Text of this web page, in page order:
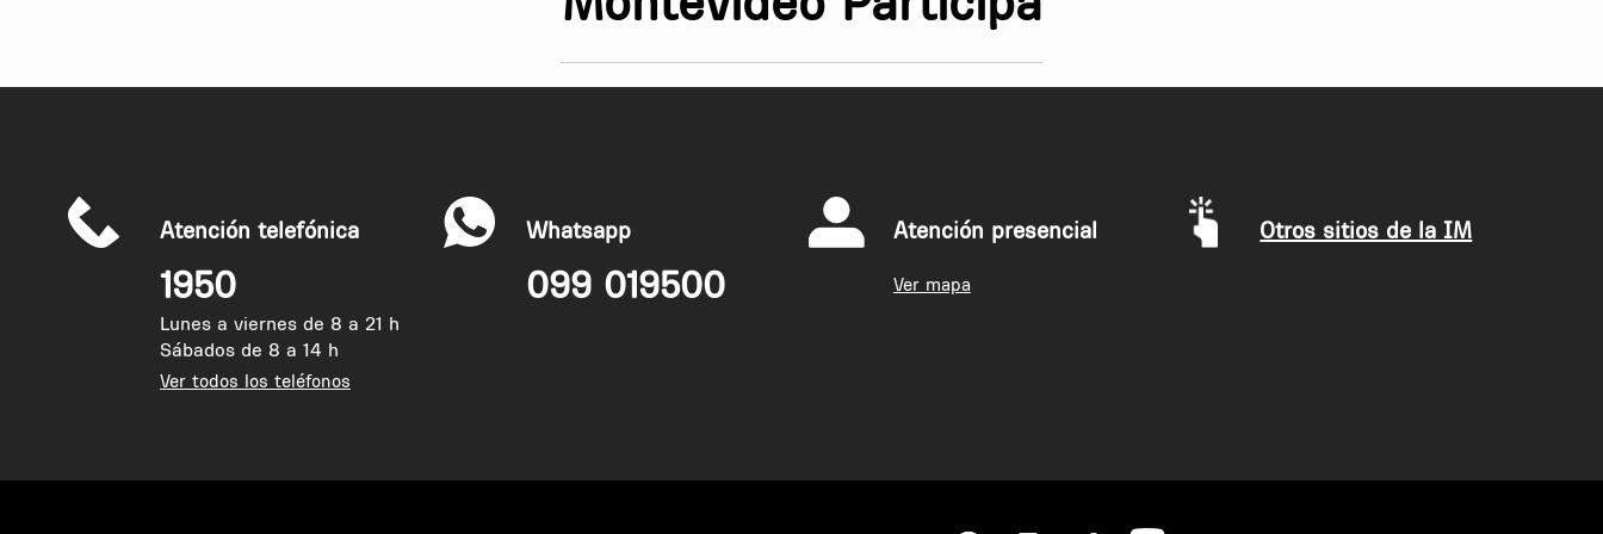
basurero como en los tiempos de antes, cada uno haciéndose cargo de lo suyo y no
acumulando en la vía pública. O pensar en el contenedor hacia el subsuelo que hay
Era el momento de pensar en ideas nuevas? Si. Pero hay diseñadores, industria y
capacidad de llevar a cabo soluciones mucho más efectivas y amigables con el
ciudadano, incluso con los ciudadanos que viven de lo que hay en esos
contenedores y papeleras.
Atención telefónica
1950
Lunes a viernes de 8 a 21 h
Sábados de 8 a 14 h
Ver todos los teléfonos
Whatsapp
099 019500
Atención presencial
Ver mapa
Otros sitios de la IM